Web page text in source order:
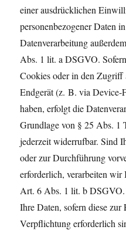
einer ausdrücklichen
personenbezogener Daten
Datenverarbeitung
Abs. 1 lit. a DSGVO.
Cookies oder in den
Endgerät (z. B. via
haben, erfolgt die
Grundlage von § 25 Abs.
jederzeit widerrufbar. Sind
oder zur Durchführung
erforderlich, verarbeiten wir
Art. 6 Abs. 1 lit. b
Ihre Daten, sofern diese
Verpflichtung erforderlich